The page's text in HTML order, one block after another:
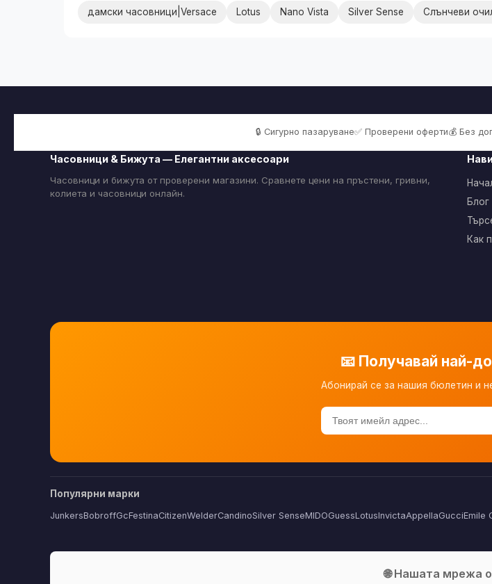
дамски часовници|Versace Lotus Nano Vista Silver Sense Слънчеви
🔒 Сигурно пазаруване✅ Проверени оферти💰 Без
Часовници & Бижута — Елегантни аксесоари
Часовници и бижута от проверени магазини. Сравнете цени на пръстени, гривни,
колиета и часовници онлайн.
Блог
Как
📧 Получавай най-
Абонирай се за нашия бюлетин и
Популярни марки
JunkersBobroffGcFestinaCitizenWelderCandinoSilver SenseMIDOGuessLotusInvictaAppellaGucciEmile
🌐 Нашата мрежа